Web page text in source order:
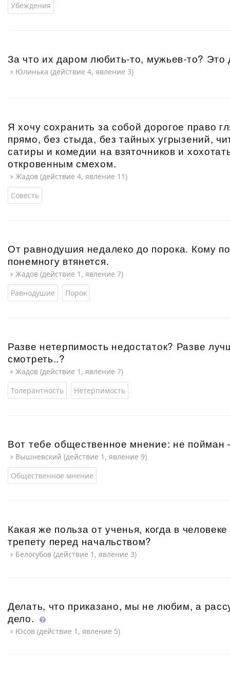
Убеждения
За что их даром любить-то, мужьев-то? Это
Юлинька (действие 4, явление 3)
Я хочу сохранить за собой дорогое право
прямо, без стыда, без тайных угрызений,
сатиры и комедии на взяточников и
откровенным смехом.
Жадов (действие 4, явление 11)
Совесть
От равнодушия недалеко до порока. Кому
понемногу втянется.
Жадов (действие 1, явление 7)
Равнодушие
Порок
Разве нетерпимость недостаток? Разве
смотреть..?
Жадов (действие 1, явление 7)
Толерантность
Нетерпимость
Вот тебе общественное мнение: не
Вышневский (действие 1, явление 9)
Общественное мнение
Какая же польза от ученья, когда в
трепету перед начальством?
Белогубов (действие 1, явление 3)
Делать, что приказано, мы не любим, а
дело.
Юсов (действие 1, явление 5)